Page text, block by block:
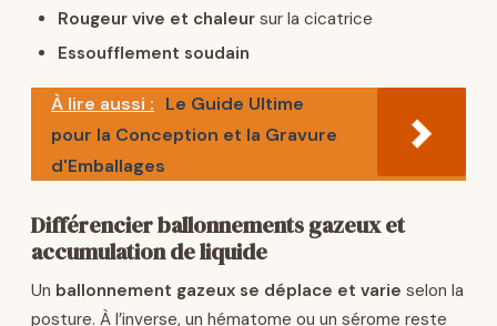
Rougeur vive et chaleur sur la cicatrice
Essoufflement soudain
À lire aussi : Le Guide Ultime
pour la Conception et la Gravure
d'Emballages
Différencier ballonnements gazeux et
accumulation de liquide
Un ballonnement gazeux se déplace et varie selon la
posture. À l’inverse, un hématome ou un sérome reste